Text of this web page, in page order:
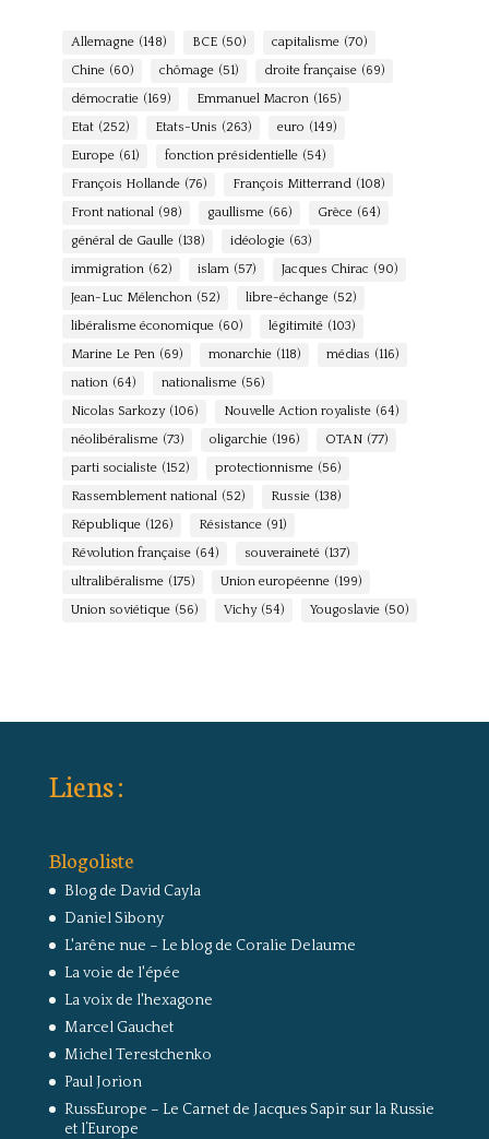
Allemagne (148) BCE (50) capitalisme (70)
Chine (60) chômage (51) droite française (69)
démocratie (169) Emmanuel Macron (165)
Etat (252) Etats-Unis (263) euro (149)
Europe (61) fonction présidentielle (54)
François Hollande (76) François Mitterrand (108)
Front national (98) gaullisme (66) Grèce (64)
général de Gaulle (138) idéologie (63)
immigration (62) islam (57) Jacques Chirac (90)
Jean-Luc Mélenchon (52) libre-échange (52)
libéralisme économique (60) légitimité (103)
Marine Le Pen (69) monarchie (118) médias (116)
nation (64) nationalisme (56)
Nicolas Sarkozy (106) Nouvelle Action royaliste (64)
néolibéralisme (73) oligarchie (196) OTAN (77)
parti socialiste (152) protectionnisme (56)
Rassemblement national (52) Russie (138)
République (126) Résistance (91)
Révolution française (64) souveraineté (137)
ultralibéralisme (175) Union européenne (199)
Union soviétique (56) Vichy (54) Yougoslavie (50)
Liens :
Blogoliste
Blog de David Cayla
Daniel Sibony
L'arêne nue – Le blog de Coralie Delaume
La voie de l'épée
La voix de l'hexagone
Marcel Gauchet
Michel Terestchenko
Paul Jorion
RussEurope – Le Carnet de Jacques Sapir sur la Russie
et l’Europe